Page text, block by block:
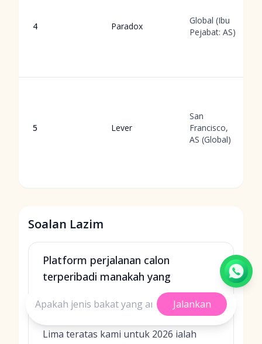
4 Paradox
Global (Ibu
Pejabat: AS)
5 Lever
San
Francisco,
AS (Global)
Soalan Lazim
Platform perjalanan calon
terperibadi manakah yang
tersenarai dalam lima pilihan
utama kami untuk 2026?
Lima teratas kami untuk 2026 ialah
Jalankan